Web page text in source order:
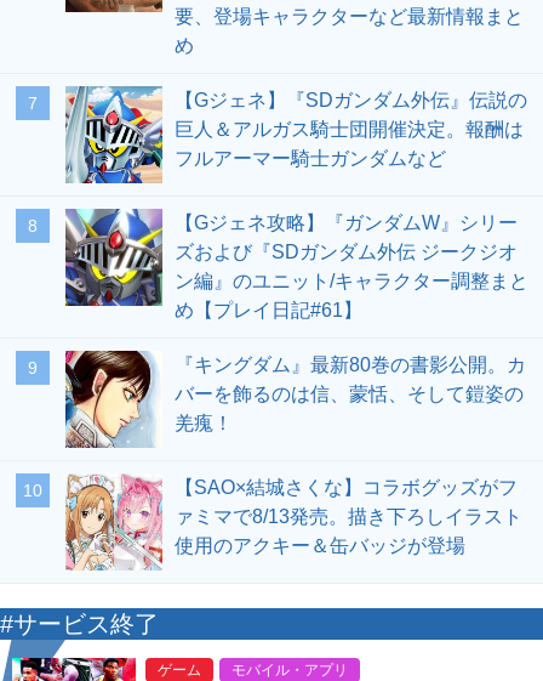
要、登場キャラクターなど最新情報まと
め
7
【Gジェネ】『SDガンダム外伝』伝説の
巨人＆アルガス騎士団開催決定。報酬は
フルアーマー騎士ガンダムなど
8
【Gジェネ攻略】『ガンダムW』シリー
ズおよび『SDガンダム外伝 ジークジオ
ン編』のユニット/キャラクター調整まと
め【プレイ日記#61】
9
『キングダム』最新80巻の書影公開。カ
バーを飾るのは信、蒙恬、そして鎧姿の
羌瘣！
10
【SAO×結城さくな】コラボグッズがフ
ァミマで8/13発売。描き下ろしイラスト
使用のアクキー＆缶バッジが登場
#サービス終了
ゲーム モバイル・アプリ